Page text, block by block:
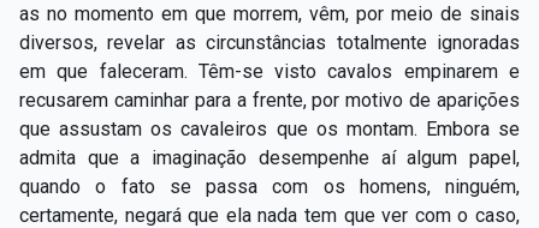
as no momento em que morrem, vêm, por meio de sinais
diversos, revelar as circunstâncias totalmente ignoradas
em que faleceram. Têm-se visto cavalos empinarem e
recusarem caminhar para a frente, por motivo de aparições
que assustam os cavaleiros que os montam. Embora se
admita que a imaginação desempenhe aí algum papel,
quando o fato se passa com os homens, ninguém,
certamente, negará que ela nada tem que ver com o caso,